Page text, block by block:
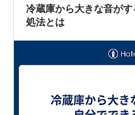
冷蔵庫から大きな音が
処法とは